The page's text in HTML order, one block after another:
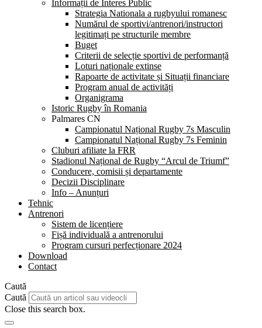
Informații de Interes Public
Strategia Nationala a rugbyului romanesc
Numărul de sportivi/antrenori/instructori
legitimați pe structurile membre
Buget
Criterii de selecție sportivi de performanță
Loturi naționale extinse
Rapoarte de activitate și Situații financiare
Program anual de activități
Organigrama
Istoric Rugby în Romania
Palmares CN
Campionatul Național Rugby 7s Masculin
Campionatul Național Rugby 7s Feminin
Cluburi afiliate la FRR
Stadionul Național de Rugby “Arcul de Triumf”
Conducere, comisii și departamente
Decizii Disciplinare
Info – Anunțuri
Tehnic
Antrenori
Sistem de licențiere
Fișă individuală a antrenorului
Program cursuri perfecționare 2024
Download
Contact
Caută
Caută
Close this search box.